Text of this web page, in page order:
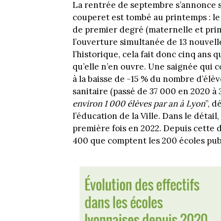
La rentrée de septembre s’annonce
couperet est tombé au printemps :
de premier degré (maternelle et
l’ouverture simultanée de 13
l’historique, cela fait donc cinq ans
qu’elle n’en ouvre. Une saignée
à la baisse de -15 % du nombre
sanitaire (passé de 37 000 en 2020 à
environ 1 000 élèves par an à Lyon”,
l’éducation de la Ville. Dans le
première fois en 2022. Depuis cette
400 que comptent les 200 écoles